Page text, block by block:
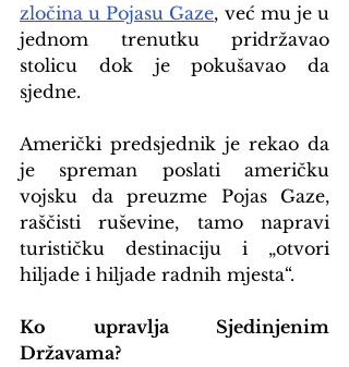
zločina u Pojasu Gaze, već mu je u
jednom trenutku pridržavao
stolicu dok je pokušavao da
sjedne.
Američki predsjednik je rekao da
je spreman poslati američku
vojsku da preuzme Pojas Gaze,
raščisti ruševine, tamo napravi
turističku destinaciju i „otvori
hiljade i hiljade radnih mjesta“.
Ko upravlja Sjedinjenim
Državama?